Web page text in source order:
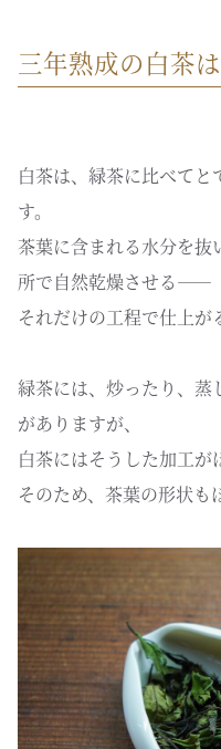
三年熟成の白茶
白茶は、緑茶に比べて
す。
茶葉に含まれる水分を
所で自然乾燥させる——
それだけの工程で仕上が
緑茶には、炒ったり、蒸
がありますが、
白茶にはそうした加工が
そのため、茶葉の形状も